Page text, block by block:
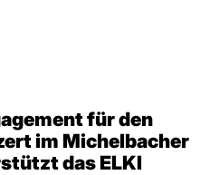
für den
im Michelbacher
das ELKI